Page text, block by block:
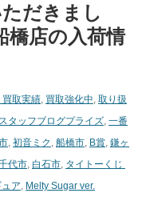
だきまし
橋店の入荷情
買取実績, 買取強化中, 取り扱
タッフブログプライズ, 一番
, 初音ミク , 船橋市, B賞, 鎌ヶ
代市, 白石市, タイトーくじ ​
ア, Melty ​Sugar ​ver.